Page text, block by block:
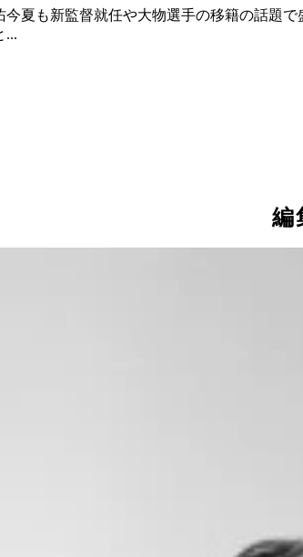
今夏も新監督就任や大物選手の移籍の話題
...
編